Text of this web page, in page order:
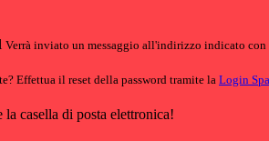
Verrà inviato un messaggio all'indirizzo indicato con
Effettua il reset della password tramite la Login
casella di posta elettronica!